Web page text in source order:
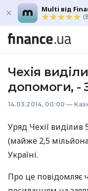
Multi від
Чехія
допомоги, -
14.03.2014, 00:00 —
Уряд Чехії виділив
(майже 2,5
Україні.
Про це повідомляє